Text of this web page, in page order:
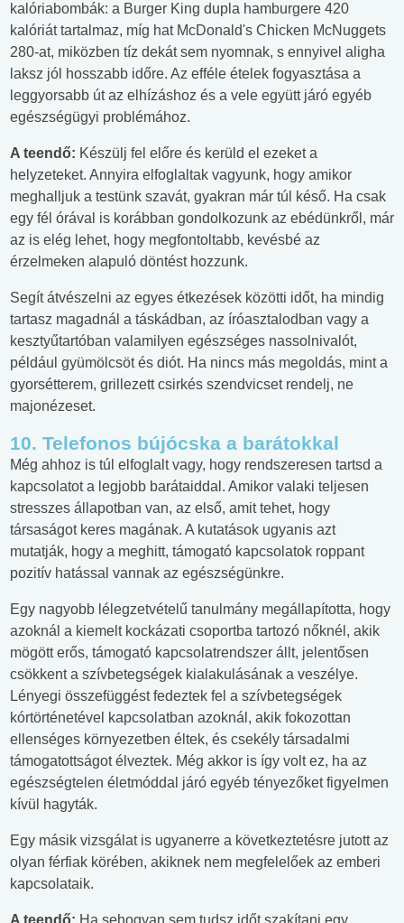
kalóriabombák: a Burger King dupla hamburgere 420
kalóriát tartalmaz, míg hat McDonald's Chicken McNuggets
280-at, miközben tíz dekát sem nyomnak, s ennyivel aligha
laksz jól hosszabb időre. Az efféle ételek fogyasztása a
leggyorsabb út az elhízáshoz és a vele együtt járó egyéb
egészségügyi problémához.
A teendő: Készülj fel előre és kerüld el ezeket a
helyzeteket. Annyira elfoglaltak vagyunk, hogy amikor
meghalljuk a testünk szavát, gyakran már túl késő. Ha csak
egy fél órával is korábban gondolkozunk az ebédünkről, már
az is elég lehet, hogy megfontoltabb, kevésbé az
érzelmeken alapuló döntést hozzunk.
Segít átvészelni az egyes étkezések közötti időt, ha mindig
tartasz magadnál a táskádban, az íróasztalodban vagy a
kesztyűtartóban valamilyen egészséges nassolnivalót,
például gyümölcsöt és diót. Ha nincs más megoldás, mint a
gyorsétterem, grillezett csirkés szendvicset rendelj, ne
majonézeset.
10. Telefonos bújócska a barátokkal
Még ahhoz is túl elfoglalt vagy, hogy rendszeresen tartsd a
kapcsolatot a legjobb barátaiddal. Amikor valaki teljesen
stresszes állapotban van, az első, amit tehet, hogy
társaságot keres magának. A kutatások ugyanis azt
mutatják, hogy a meghitt, támogató kapcsolatok roppant
pozitív hatással vannak az egészségünkre.
Egy nagyobb lélegzetvételű tanulmány megállapította, hogy
azoknál a kiemelt kockázati csoportba tartozó nőknél, akik
mögött erős, támogató kapcsolatrendszer állt, jelentősen
csökkent a szívbetegségek kialakulásának a veszélye.
Lényegi összefüggést fedeztek fel a szívbetegségek
kórtörténetével kapcsolatban azoknál, akik fokozottan
ellenséges környezetben éltek, és csekély társadalmi
támogatottságot élveztek. Még akkor is így volt ez, ha az
egészségtelen életmóddal járó egyéb tényezőket figyelmen
kívül hagyták.
Egy másik vizsgálat is ugyanerre a következtetésre jutott az
olyan férfiak körében, akiknek nem megfelelőek az emberi
kapcsolataik.